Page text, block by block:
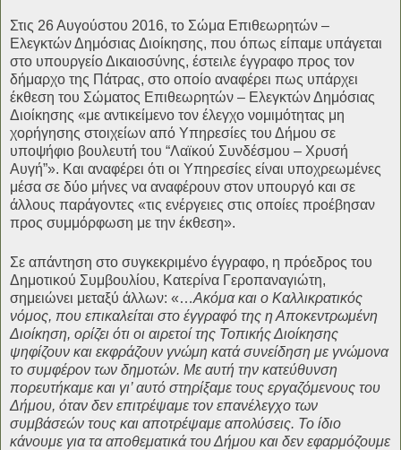
Στις 26 Αυγούστου 2016, το Σώμα Επιθεωρητών –
Ελεγκτών Δημόσιας Διοίκησης, που όπως είπαμε υπάγεται
στο υπουργείο Δικαιοσύνης, έστειλε έγγραφο προς τον
δήμαρχο της Πάτρας, στο οποίο αναφέρει πως υπάρχει
έκθεση του Σώματος Επιθεωρητών – Ελεγκτών Δημόσιας
Διοίκησης «με αντικείμενο τον έλεγχο νομιμότητας μη
χορήγησης στοιχείων από Υπηρεσίες του Δήμου σε
υποψήφιο βουλευτή του “Λαϊκού Συνδέσμου – Χρυσή
Αυγή”». Και αναφέρει ότι οι Υπηρεσίες είναι υποχρεωμένες
μέσα σε δύο μήνες να αναφέρουν στον υπουργό και σε
άλλους παράγοντες «τις ενέργειες στις οποίες προέβησαν
προς συμμόρφωση με την έκθεση».
Σε απάντηση στο συγκεκριμένο έγγραφο, η πρόεδρος του
Δημοτικού Συμβουλίου, Κατερίνα Γεροπαναγιώτη,
σημειώνει μεταξύ άλλων: «…Ακόμα και ο Καλλικρατικός
νόμος, που επικαλείται στο έγγραφό της η Αποκεντρωμένη
Διοίκηση, ορίζει ότι οι αιρετοί της Τοπικής Διοίκησης
ψηφίζουν και εκφράζουν γνώμη κατά συνείδηση με γνώμονα
το συμφέρον των δημοτών. Με αυτή την κατεύθυνση
πορευτήκαμε και γι’ αυτό στηρίξαμε τους εργαζόμενους του
Δήμου, όταν δεν επιτρέψαμε τον επανέλεγχο των
συμβάσεών τους και αποτρέψαμε απολύσεις. Το ίδιο
κάνουμε για τα αποθεματικά του Δήμου και δεν εφαρμόζουμε